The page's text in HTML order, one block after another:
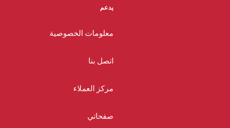
يدعم
معلومات الخصوصية
اتصل بنا
مركز العملاء
صفحاتي